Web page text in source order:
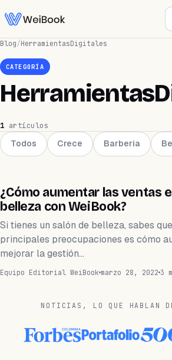
Blog/HerramientasDigitales
CATEGORÍA
1 artículos
Todos Crece Barbería
BELLEZA
¿Cómo aumentar las ventas
belleza con WeiBook?
Si tienes un salón de belleza, sabes
principales preocupaciones es cómo
mejorar la gestión…
Equipo Editorial WeiBook marzo 28, 2022 3
NOTICIAS, LO QUE HABLAN